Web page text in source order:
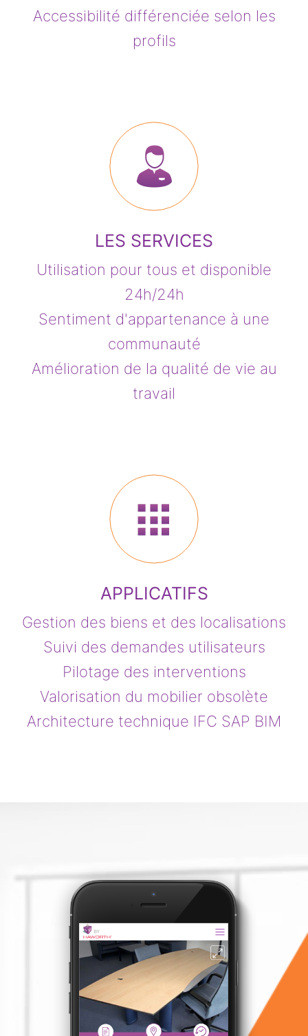
Accessibilité différenciée selon les
profils
LES SERVICES
Utilisation pour tous et disponible
24h/24h
Sentiment d'appartenance à une
communauté
Amélioration de la qualité de vie au
travail
APPLICATIFS
Gestion des biens et des localisations
Suivi des demandes utilisateurs
Pilotage des interventions
Valorisation du mobilier obsolète
Architecture technique IFC SAP BIM